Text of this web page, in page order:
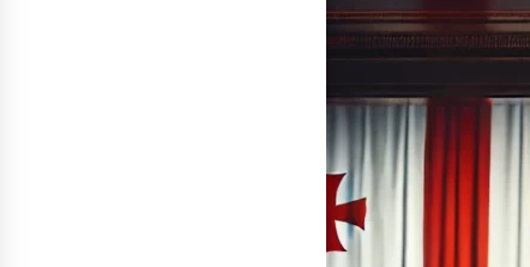
денежных переводов из
российского банка «Т-банка» в
Грузию за одну неделю
02.08.2026
Российские СМИ и паблики
намеренно разгоняют тему
плохих отношений между
грузинами и русскими
02.08.2026
Любовь или продуманная акция
—сюжет Данилы и Ануки набрал
более 10 миллионов просмотров